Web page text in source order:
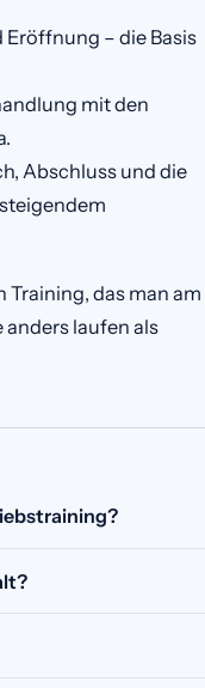
– die Basis
mit den
Abschluss und die
Training, das man am
anders laufen als